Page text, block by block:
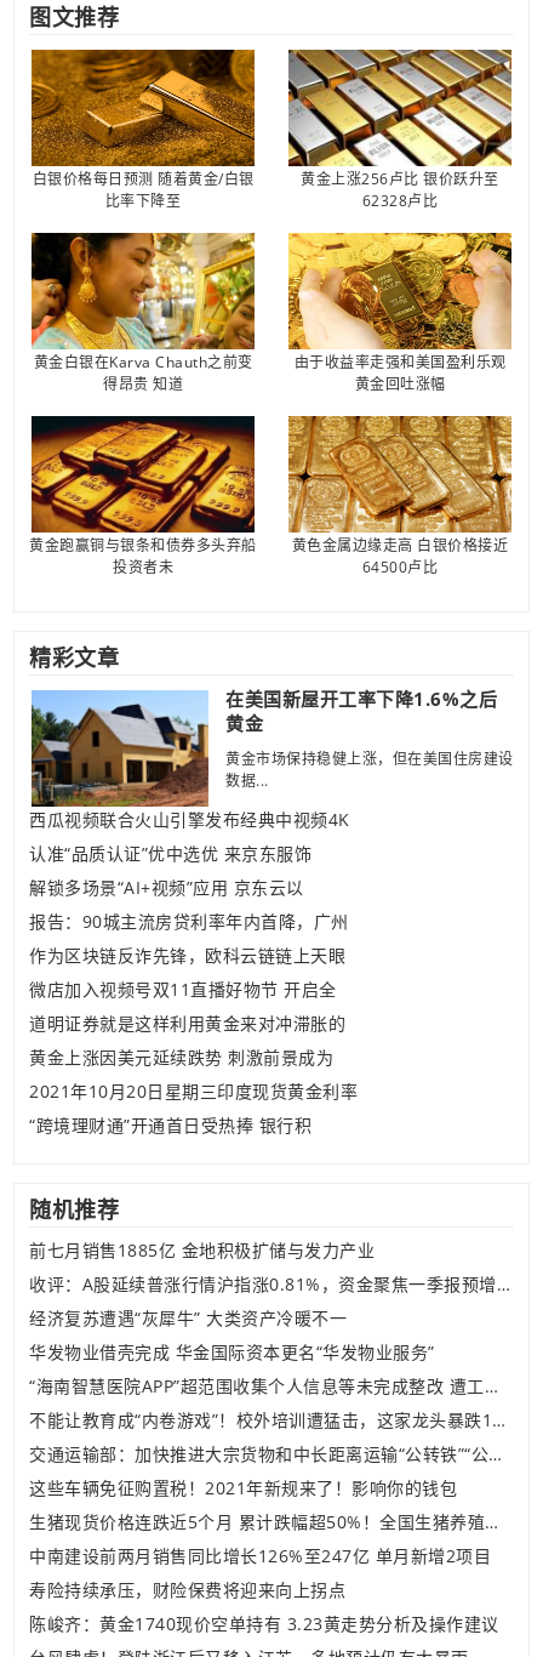
图文推荐
白银价格每日预测 随着黄金/白银
比率下降至
黄金上涨256卢比 银价跃升至
62328卢比
黄金白银在Karva Chauth之前变
得昂贵 知道
由于收益率走强和美国盈利乐观
黄金回吐涨幅
黄金跑赢铜与银条和债券多头弃船
投资者未
黄色金属边缘走高 白银价格接近
64500卢比
精彩文章
在美国新屋开工率下降1.6%之后
黄金
黄金市场保持稳健上涨，但在美国住房建设
数据...
西瓜视频联合火山引擎发布经典中视频4K
认准“品质认证”优中选优 来京东服饰
解锁多场景“AI+视频”应用 京东云以
报告：90城主流房贷利率年内首降，广州
作为区块链反诈先锋，欧科云链链上天眼
微店加入视频号双11直播好物节 开启全
道明证券就是这样利用黄金来对冲滞胀的
黄金上涨因美元延续跌势 刺激前景成为
2021年10月20日星期三印度现货黄金利率
“跨境理财通”开通首日受热捧 银行积
随机推荐
前七月销售1885亿 金地积极扩储与发力产业
收评：A股延续普涨行情沪指涨0.81%，资金聚焦一季报预增股，北向资金净流入超70亿元
经济复苏遭遇“灰犀牛” 大类资产冷暖不一
华发物业借壳完成 华金国际资本更名“华发物业服务”
“海南智慧医院APP”超范围收集个人信息等未完成整改 遭工信部通报
不能让教育成“内卷游戏”！校外培训遭猛击，这家龙头暴跌10%，3个月市值蒸发2000亿
交通运输部：加快推进大宗货物和中长距离运输“公转铁”“公转水”
这些车辆免征购置税！2021年新规来了！影响你的钱包
生猪现货价格连跌近5个月 累计跌幅超50%！全国生猪养殖业已全面进入亏损阶段
中南建设前两月销售同比增长126%至247亿 单月新增2项目
寿险持续承压，财险保费将迎来向上拐点
陈峻齐：黄金1740现价空单持有 3.23黄走势分析及操作建议